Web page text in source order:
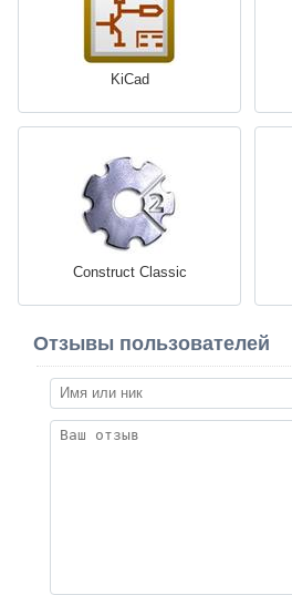
KiCad
Construct Classic
Отзывы пользователей